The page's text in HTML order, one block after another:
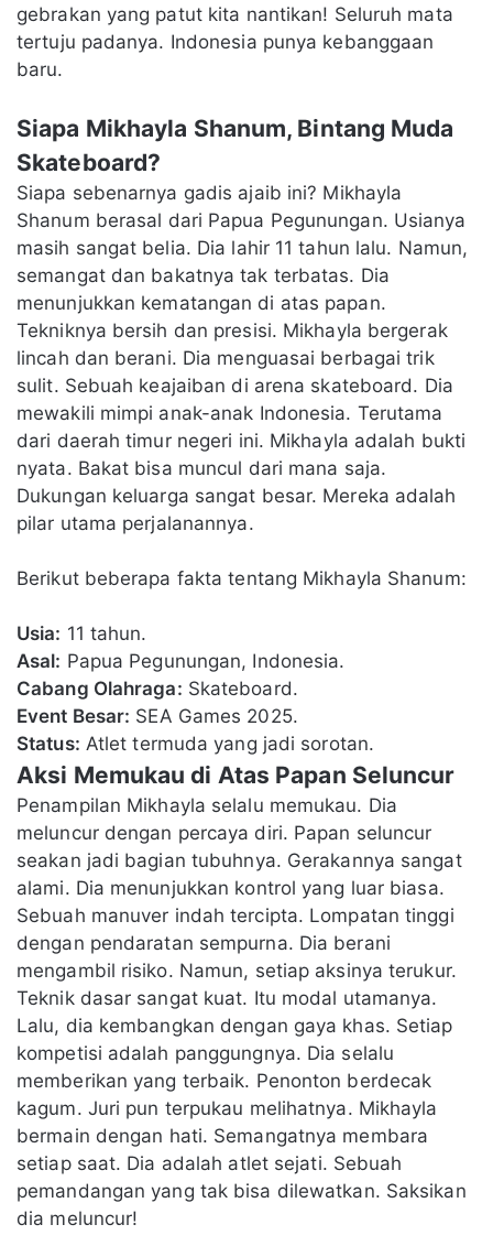
gebrakan yang patut kita nantikan! Seluruh mata
tertuju padanya. Indonesia punya kebanggaan
baru.
Siapa Mikhayla Shanum, Bintang Muda
Skateboard?
Siapa sebenarnya gadis ajaib ini? Mikhayla
Shanum berasal dari Papua Pegunungan. Usianya
masih sangat belia. Dia lahir 11 tahun lalu. Namun,
semangat dan bakatnya tak terbatas. Dia
menunjukkan kematangan di atas papan.
Tekniknya bersih dan presisi. Mikhayla bergerak
lincah dan berani. Dia menguasai berbagai trik
sulit. Sebuah keajaiban di arena skateboard. Dia
mewakili mimpi anak-anak Indonesia. Terutama
dari daerah timur negeri ini. Mikhayla adalah bukti
nyata. Bakat bisa muncul dari mana saja.
Dukungan keluarga sangat besar. Mereka adalah
pilar utama perjalanannya.
Berikut beberapa fakta tentang Mikhayla Shanum:
Usia: 11 tahun.
Asal: Papua Pegunungan, Indonesia.
Cabang Olahraga: Skateboard.
Event Besar: SEA Games 2025.
Status: Atlet termuda yang jadi sorotan.
Aksi Memukau di Atas Papan Seluncur
Penampilan Mikhayla selalu memukau. Dia
meluncur dengan percaya diri. Papan seluncur
seakan jadi bagian tubuhnya. Gerakannya sangat
alami. Dia menunjukkan kontrol yang luar biasa.
Sebuah manuver indah tercipta. Lompatan tinggi
dengan pendaratan sempurna. Dia berani
mengambil risiko. Namun, setiap aksinya terukur.
Teknik dasar sangat kuat. Itu modal utamanya.
Lalu, dia kembangkan dengan gaya khas. Setiap
kompetisi adalah panggungnya. Dia selalu
memberikan yang terbaik. Penonton berdecak
kagum. Juri pun terpukau melihatnya. Mikhayla
bermain dengan hati. Semangatnya membara
setiap saat. Dia adalah atlet sejati. Sebuah
pemandangan yang tak bisa dilewatkan. Saksikan
dia meluncur!